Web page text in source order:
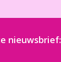
nieuwsbrief: